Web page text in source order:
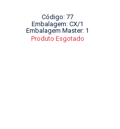
Código: 77
Embalagem: CX/1
Embalagem Master: 1
Produto Esgotado